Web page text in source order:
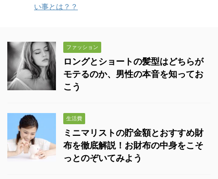
い事とは？？
ファッション
ロングとショートの髪型はどちらが
モテるのか、男性の本音を知ってお
こう
生活費
ミニマリストの貯金額とおすすめ財
布を徹底解説！お財布の中身をこそ
っとのぞいてみよう